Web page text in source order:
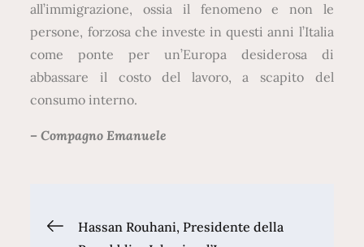
all’immigrazione, ossia il fenomeno e non le
persone, forzosa che investe in questi anni l’Italia
come ponte per un’Europa desiderosa di
abbassare il costo del lavoro, a scapito del
consumo interno.
– Compagno Emanuele
Navigazione
Hassan Rouhani, Presidente della